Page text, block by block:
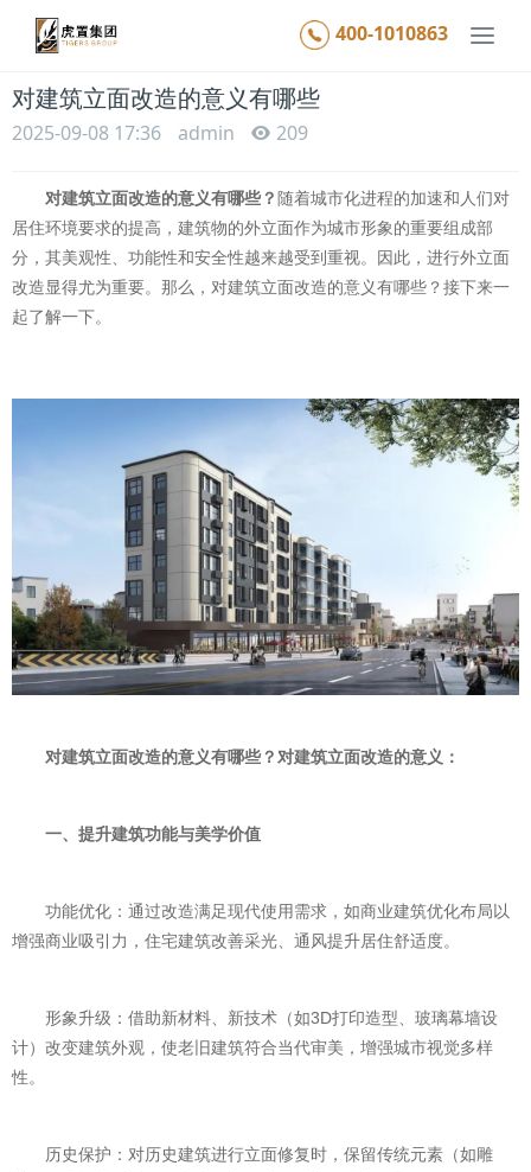
400-1010863
对建筑立面改造的意义有哪些
2025-09-08 17:36
admin 209
对建筑立面改造的意义有哪些？ 随着城市化进程的加速和人们对
居住环境要求的提高，建筑物的外立面作为城市形象的重要组成部
分，其美观性、功能性和安全性越来越受到重视。因此，进行外立面
改造显得尤为重要。那么，对建筑立面改造的意义有哪些？接下来一
起了解一下。
对建筑立面改造的意义有哪些？对建筑立面改造的意义：
一、提升建筑功能与美学价值
功能优化：通过改造满足现代使用需求，如商业建筑优化布局以
增强商业吸引力，住宅建筑改善采光、通风提升居住舒适度。
形象升级：借助新材料、新技术（如3D打印造型、玻璃幕墙设
计）改变建筑外观，使老旧建筑符合当代审美，增强城市视觉多样
性。
历史保护：对历史建筑进行立面修复时，保留传统元素（如雕